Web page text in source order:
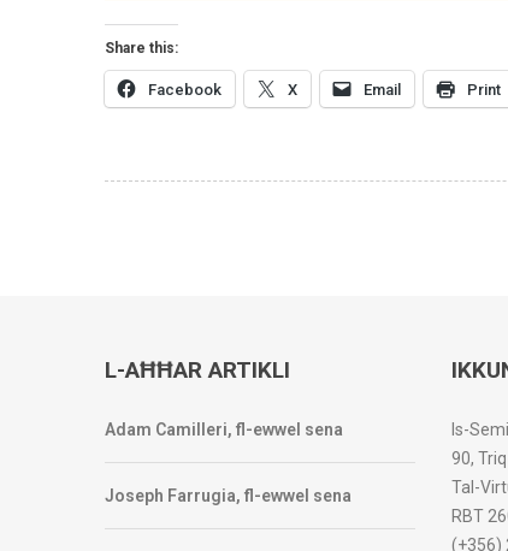
Share this:
Facebook X Email Print
L-AĦĦAR ARTIKLI
Adam Camilleri, fl-ewwel sena
Joseph Farrugia, fl-ewwel sena
Is-
90,
Tal-
RBT
(+356)